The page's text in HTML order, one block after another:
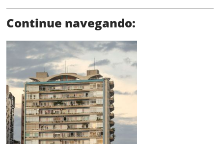
Continue navegando: